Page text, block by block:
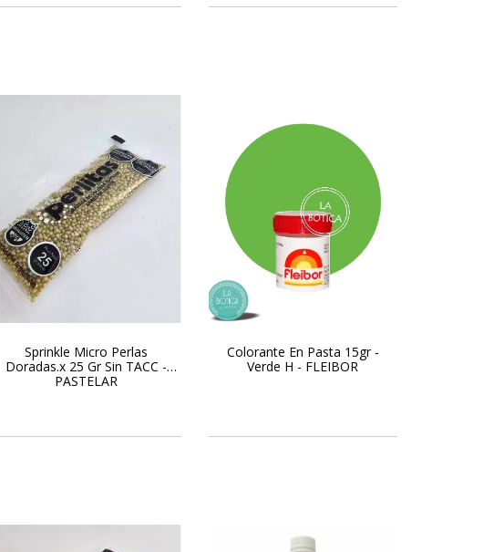
Sprinkle Micro Perlas
Doradas.x 25 Gr Sin TACC -
PASTELAR
Colorante En Pasta 15gr -
Verde H - FLEIBOR